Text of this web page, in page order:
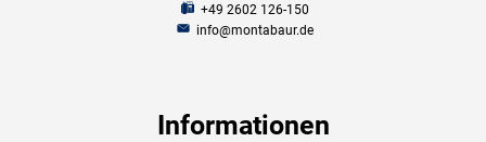
+49 2602 126-150
info@montabaur.de
Informationen